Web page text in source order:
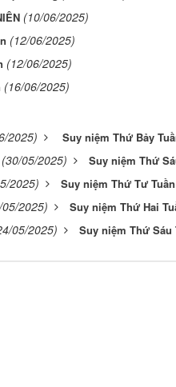
(10/06/2025)
(12/06/2025)
(12/06/2025)
(16/06/2025)
2025) Suy niệm Thứ Bảy
(30/05/2025) Suy niệm Thứ
2025) Suy niệm Thứ Tư
2025) Suy niệm Thứ Hai
05/2025) Suy niệm Thứ Sáu